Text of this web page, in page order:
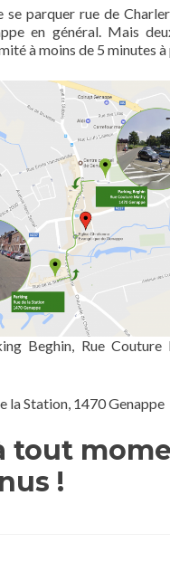
parquer rue de
en général. Mais
à moins de 5 minutes à
Beghin, Rue Couture
la Station, 1470 Genappe
tout
!